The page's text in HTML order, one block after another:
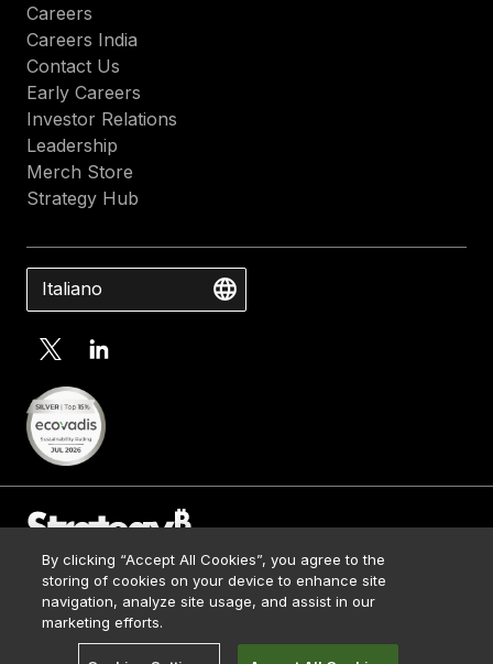
Careers
Careers India
Contact Us
Early Careers
Investor Relations
Leadership
Merch Store
Strategy Hub
Italiano
© 2026 Strategy. All Rights Reserved.
Contact Us
Media Kit
Terms of Use
By clicking “Accept All Cookies”, you agree to the
storing of cookies on your device to enhance site
navigation, analyze site usage, and assist in our
marketing efforts.